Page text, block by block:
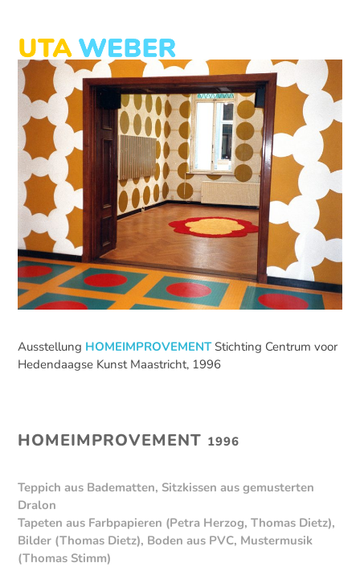
contentOpen
mobile
menu
Close
mobile
menu
Ausstellung HOMEIMPROVEMENTStichting Centrum voor
Hedendaagse Kunst Maastricht, 1996
HOMEIMPROVEMENT 1996
Teppich aus Badematten, Sitzkissen aus gemusterten
Dralon
Tapeten aus Farbpapieren (Petra Herzog, Thomas Dietz),
Bilder (Thomas Dietz), Boden aus PVC, Mustermusik
(Thomas Stimm)